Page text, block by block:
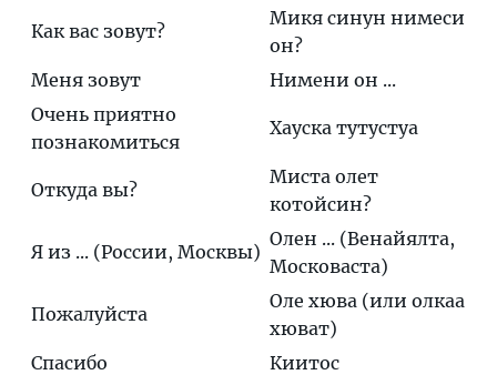
Как вас зовут?
Микя синун нимеси
он?
Меня зовут
Нимени он ...
Очень приятно
познакомиться
Хауска тутустуа
Откуда вы?
Миста олет
котойсин?
Я из ... (России, Москвы)
Олен ... (Венайялта,
Московаста)
Пожалуйста
Оле хюва (или олкаа
хюват)
Спасибо
Киитос